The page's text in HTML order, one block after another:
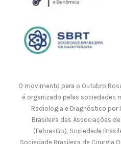
O movimento para o Outubro
é organizado pelas sociedades
Radiologia e Diagnóstico por
Brasileira das Associações
(FebrasGo), Sociedade
Sociedade Brasileira de Cirurgia